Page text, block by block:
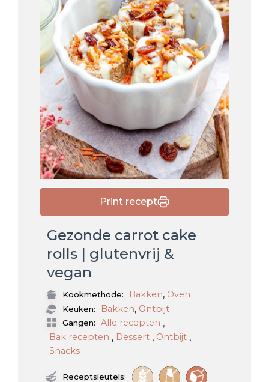
Print recept
Gezonde carrot cake
rolls | glutenvrij &
vegan
Kookmethode: Bakken, Oven
Keuken: Bakken, Ontbijt
Gangen: Alle recepten ,
Bak recepten , Dessert , Ontbijt ,
Snacks
Receptsleutels: